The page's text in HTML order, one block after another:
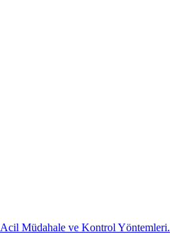
Acil Müdahale ve Kontrol Yöntemleri.